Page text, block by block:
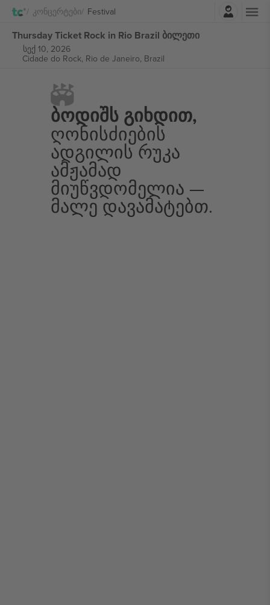
Კონცერტები Festival
Thursday Ticket Rock in Rio Brazil ბილეთი
სექ 10, 2026
Cidade do Rock, Rio de Janeiro, Brazil
Ბოდიშს Გიხდით,
Ღონისძიების
Ადგილის Რუკა
Ამჟამად
Მიუწვდომელია —
Მალე Დავამატებთ.